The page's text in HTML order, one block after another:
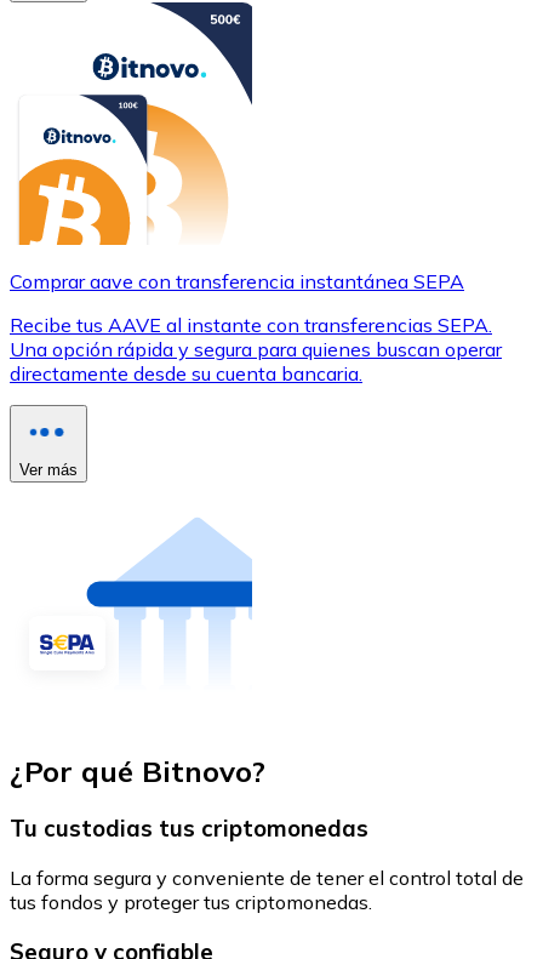
Comprar aave con transferencia instantánea SEPA
Recibe tus AAVE al instante con transferencias SEPA.
Una opción rápida y segura para quienes buscan operar
directamente desde su cuenta bancaria.
Ver más
¿Por qué Bitnovo?
Tu custodias tus criptomonedas
La forma segura y conveniente de tener el control total de
tus fondos y proteger tus criptomonedas.
Seguro y confiable